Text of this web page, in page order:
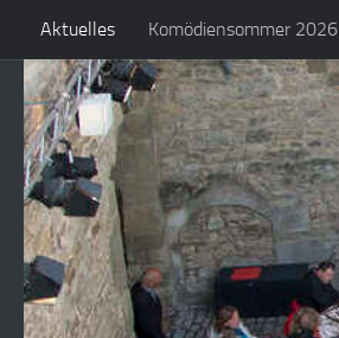
Zum Inhalt springen
Aktuelles Komödiensommer 2026